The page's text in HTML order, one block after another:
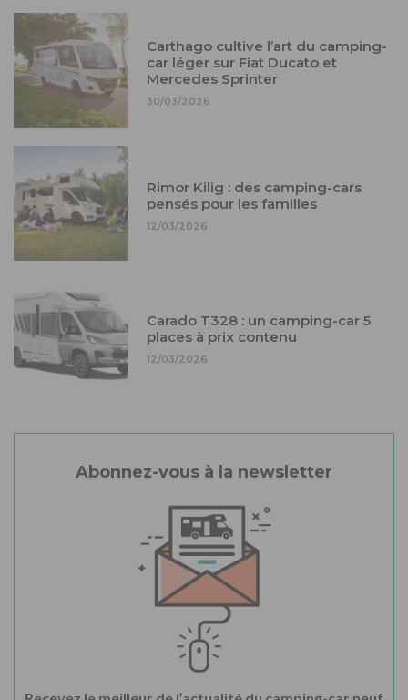
Carthago cultive l’art du camping-
car léger sur Fiat Ducato et
Mercedes Sprinter
30/03/2026
Rimor Kilig : des camping-cars
pensés pour les familles
12/03/2026
Carado T328 : un camping-car 5
places à prix contenu
12/03/2026
Abonnez-vous à la newsletter